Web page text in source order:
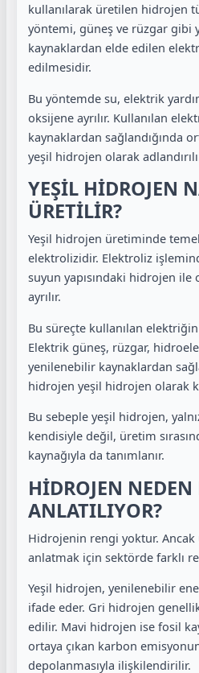
kullanılarak üretilen hidrojen
yöntemi, güneş ve rüzgar gibi
kaynaklardan elde edilen
edilmesidir.
Bu yöntemde su, elektrik
oksijene ayrılır. Kullanılan
kaynaklardan sağlandığında
yeşil hidrojen olarak
YEŞİL HİDROJEN
ÜRETİLİR?
Yeşil hidrojen üretiminde
elektrolizidir. Elektroliz
suyun yapısındaki hidrojen
ayrılır.
Bu süreçte kullanılan
Elektrik güneş, rüzgar,
yenilenebilir kaynaklardan
hidrojen yeşil hidrojen olarak
Bu sebeple yeşil hidrojen,
kendisiyle değil, üretim
kaynağıyla da tanımlanır.
HİDROJEN NEDEN
ANLATILIYOR?
Hidrojenin rengi yoktur.
anlatmak için sektörde farklı
Yeşil hidrojen, yenilenebilir
ifade eder. Gri hidrojen
edilir. Mavi hidrojen ise fosil
ortaya çıkan karbon
depolanmasıyla ilişkilendirilir.